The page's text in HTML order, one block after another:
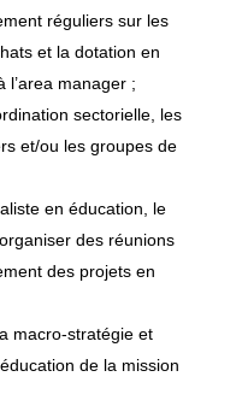
réguliers sur les
et la dotation en
l’area manager ;
sectorielle, les
et/ou les groupes de
en éducation, le
des réunions
des projets en
macro-stratégie et
de la mission